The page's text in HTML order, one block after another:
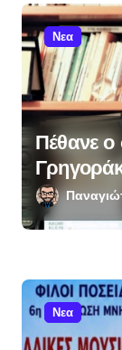
Νεα
Πέθανε ο
στα 76
Νεα